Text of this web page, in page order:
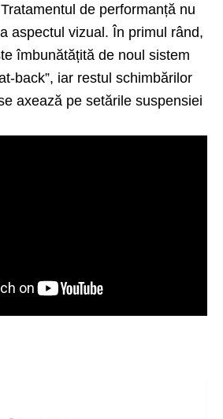
de performanță nu
aspectul vizual. În primul rând,
îmbunătățită de noul sistem
back”, iar restul schimbărilor
axează pe setările suspensiei